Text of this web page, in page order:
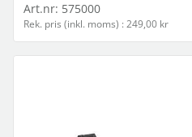
Art.nr: 575000
Rek. pris (inkl. moms) : 249,00 kr